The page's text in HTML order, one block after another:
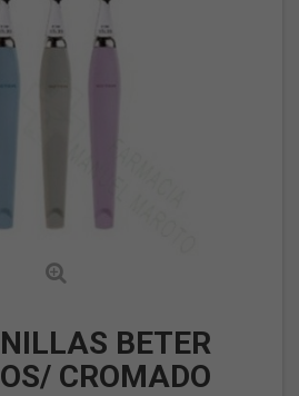
BETER
CROMADO